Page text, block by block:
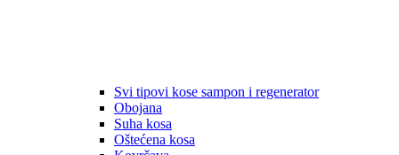
Svi tipovi kose sampon i regenerator
Obojana
Suha kosa
Oštećena kosa